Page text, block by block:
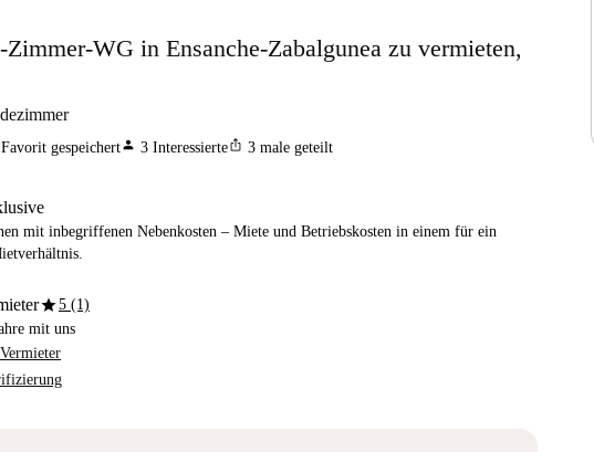
WG in Ensanche-Zabalgunea zu vermieten,
gespeichertperson 3 Interessierteios_share 3 male geteilt
mit inbegriffenen Nebenkosten – Miete und Betriebskosten in einem für ein
star5 (1)
mit uns